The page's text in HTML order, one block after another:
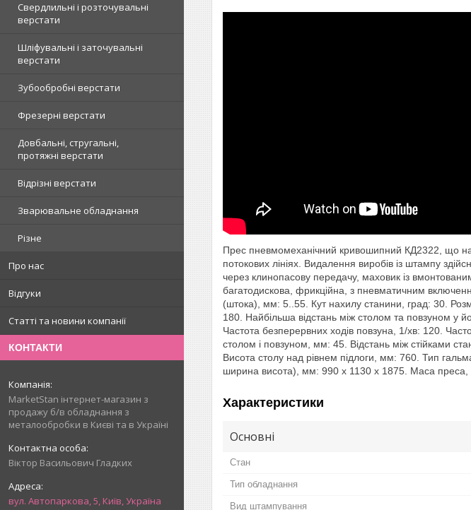
Свердлильні і розточувальні
верстати
Шліфувальні і заточувальні
верстати
Зубообробні верстати
Фрезерні верстати
Довбальні, стругальні,
протяжні верстати
Відрізні верстати
Зварювальне обладнання
Різне
Про нас
Відгуки
Статті та новини компанії
КОНТАКТИ
MarketStan інтернет-магазин з
продажу б/в обладнання з
металообробки в Києві та в Україні
Віктор Васильович Гладких
вул. Автопаркова, 5, Київ, Україна
Прес пневмомеханічний кривошипний КД2322, що
потокових лініях. Видалення виробів із штампу
через клинопасову передачу, маховик із
багатодискова, фрикційна, з пневматичним
(штока), мм: 5..55. Кут нахилу станини, град: 30.
180. Найбільша відстань між столом та повзуном у
Частота безперервних ходів повзуна, 1/хв: 120.
столом і повзуном, мм: 45. Відстань між стійками
Висота столу над рівнем підлоги, мм: 760. Тип
ширина висота), мм: 990 х 1130 х 1875. Маса преса,
Характеристики
Основні
Стан
Тип обладнання
Вид штампування